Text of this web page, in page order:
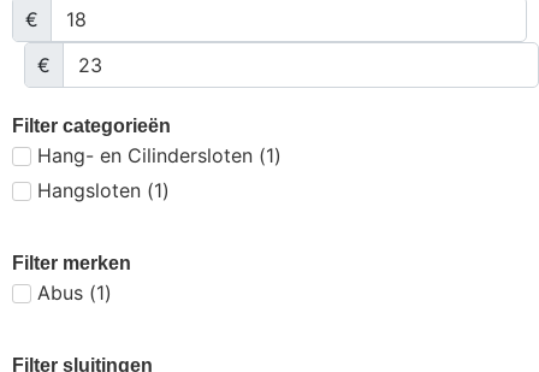
€
€
Filter categorieën
Hang- en Cilindersloten (1)
Hangsloten (1)
Filter merken
Abus (1)
Filter sluitingen